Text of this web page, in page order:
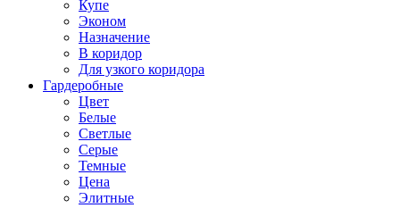
Купе
Эконом
Назначение
В коридор
Для узкого коридора
Гардеробные
Цвет
Белые
Светлые
Серые
Темные
Цена
Элитные